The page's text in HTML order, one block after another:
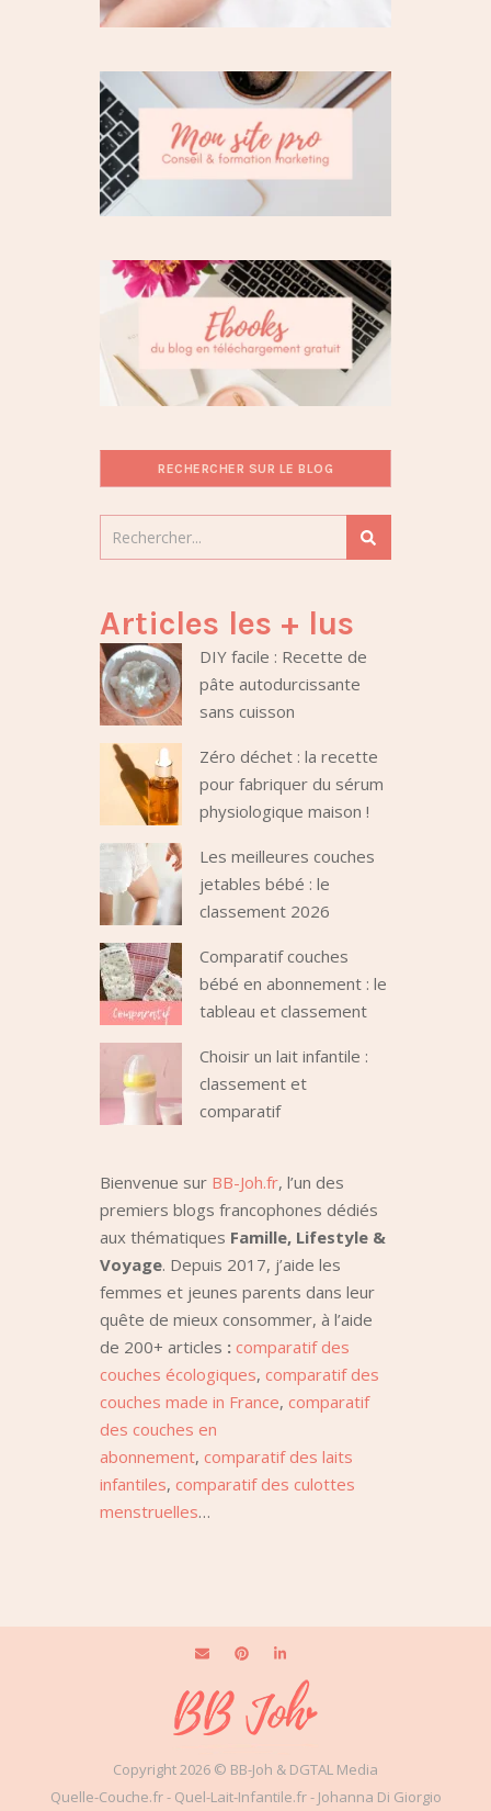
RECHERCHER SUR LE BLOG
Articles les + lus
DIY facile : Recette de
pâte autodurcissante
sans cuisson
Zéro déchet : la recette
pour fabriquer du sérum
physiologique maison !
Les meilleures couches
jetables bébé : le
classement 2026
Comparatif couches
bébé en abonnement : le
tableau et classement
Choisir un lait infantile :
classement et
comparatif
Bienvenue sur BB-Joh.fr, l’un des
premiers blogs francophones dédiés
aux thématiques Famille, Lifestyle &
Voyage. Depuis 2017, j’aide les
femmes et jeunes parents dans leur
quête de mieux consommer, à l’aide
de 200+ articles : comparatif des
couches écologiques, comparatif des
couches made in France, comparatif
des couches en
abonnement, comparatif des laits
infantiles, comparatif des culottes
menstruelles…
Copyright 2026 © BB-Joh & DGTAL Media
Quelle-Couche.fr- Quel-Lait-Infantile.fr- Johanna Di Giorgio